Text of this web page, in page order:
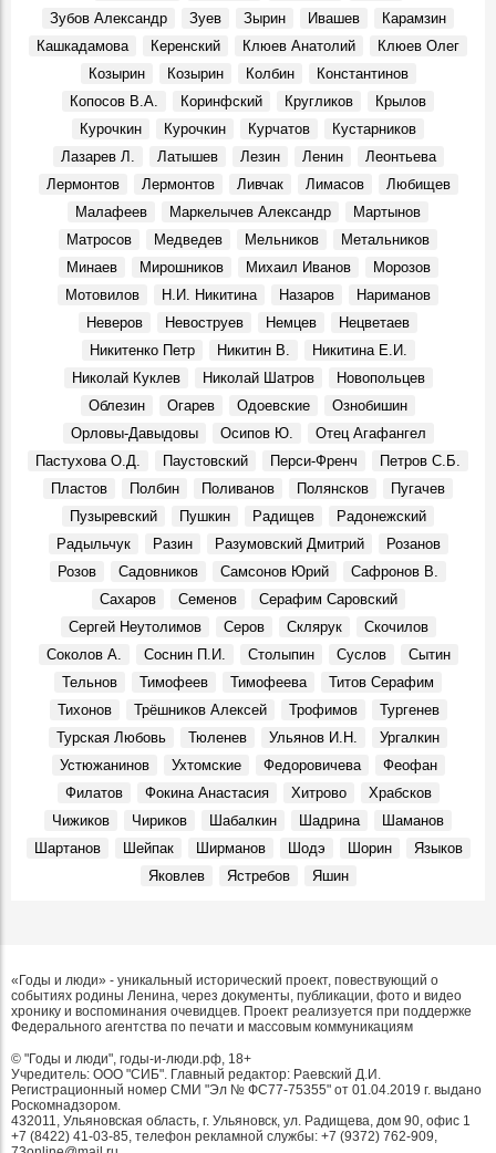
События, 10 Апреля 2026
В Музее изобразительного искусства XX-XXI вв.
откроется юбилейная выставка Аркадия Егуткина
События, 2 Апреля 2026
День работника культуры. Луиза Баюра – 55 лет в
Художественном музее! Видео
Крылья. Музей «Симбирская фотография» показывает
уникальные кадры из семейного архива Юрия
Белозёрова, посвящённые авиации
События, 12 Марта 2026
Перекресток улиц Минаева и 12 Сентября, 1970-е
Фото, 1 Июня 1974
Судьба кавалера. Князь Сергей Михайлович Баратаев
Герои, 21 Октября 1861
От Дворца бракосочетаний до Дома техники
Димитровградскому драматическому театру им. А. Н.
Места, 28 Марта 2026
Презентовали новую книгу краеведа Петра Ермошина
«Село Юлово и его окрестности»
События, 24 Марта 2026
Зубов Александр
Зуев Зырин Ивашев
Карамзин
Кашкадамова
Керенский Клюев Анатолий
Клюев Олег
Козырин
Козырин Колбин
Константинов
Копосов В.А.
Коринфский Кругликов
Крылов
Курочкин
Курочкин Курчатов
Кустарников
Лазарев Л.
Латышев Лезин Ленин
Леонтьева
Лермонтов
Лермонтов Ливчак Лимасов
Любищев
Малафеев
Маркелычев Александр
Мартынов
Матросов
Медведев Мельников
Метальников
Минаев
Мирошников Михаил Иванов
Морозов
Мотовилов
Н.И. Никитина Назаров
Нариманов
Неверов
Невоструев Немцев
Нецветаев
Никитенко Петр
Никитин В.
Никитина Е.И.
Николай Куклев
Николай Шатров
Новопольцев
Облезин
Огарев Одоевские
Ознобишин
Орловы-Давыдовы
Осипов Ю.
Отец Агафангел
Пастухова О.Д.
Паустовский Перси-Френч
Петров С.Б.
Пластов
Полбин Поливанов Полянсков
Пугачев
Пузыревский
Пушкин Радищев
Радонежский
Радыльчук
Разин Разумовский Дмитрий
Розанов
Розов
Садовников Самсонов Юрий
Сафронов В.
Сахаров
Семенов
Серафим Саровский
Сергей Неутолимов
Серов Склярук
Скочилов
Соколов А.
Соснин П.И. Столыпин Суслов
Сытин
Тельнов
Тимофеев Тимофеева
Титов Серафим
Тихонов
Трёшников Алексей Трофимов
Тургенев
Турская Любовь
Тюленев Ульянов И.Н.
Ургалкин
Устюжанинов
Ухтомские Федоровичева
Феофан
Филатов
Фокина Анастасия Хитрово
Храбсков
Чижиков
Чириков Шабалкин Шадрина
Шаманов
Шартанов
Шейпак Ширманов Шодэ Шорин
Языков
Яковлев
Ястребов Яшин
«Годы и люди» - уникальный исторический проект, повествующий о
событиях родины Ленина, через документы, публикации, фото и видео
хронику и воспоминания очевидцев. Проект реализуется при поддержке
Федерального агентства по печати и массовым коммуникациям
© "Годы и люди", годы-и-люди.рф, 18+
Учредитель: ООО "СИБ". Главный редактор: Раевский Д.И.
Регистрационный номер СМИ "Эл № ФС77-75355" от 01.04.2019 г. выдано
Роскомнадзором.
432011, Ульяновская область, г. Ульяновск, ул. Радищева, дом 90, офис 1
+7 (8422) 41-03-85, телефон рекламной службы: +7 (9372) 762-909,